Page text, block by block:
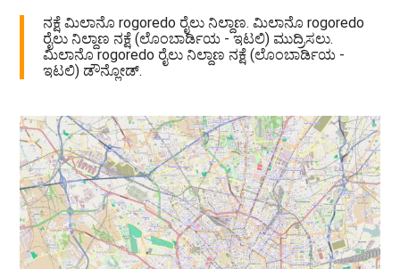
ನಕ್ಷೆ ಮಿಲಾನೊ rogoredo ರೈಲು ನಿಲ್ದಾಣ. ಮಿಲಾನೊ rogoredo
ರೈಲು ನಿಲ್ದಾಣ ನಕ್ಷೆ (ಲೊಂಬಾರ್ಡಿಯ - ಇಟಲಿ) ಮುದ್ರಿಸಲು.
ಮಿಲಾನೊ rogoredo ರೈಲು ನಿಲ್ದಾಣ ನಕ್ಷೆ (ಲೊಂಬಾರ್ಡಿಯ -
ಇಟಲಿ) ಡೌನ್ಲೋಡ್.